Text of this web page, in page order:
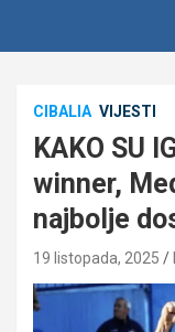
CIBALIA VIJESTI
KAKO SU
winner,
najbolje
19 listopada, 2025